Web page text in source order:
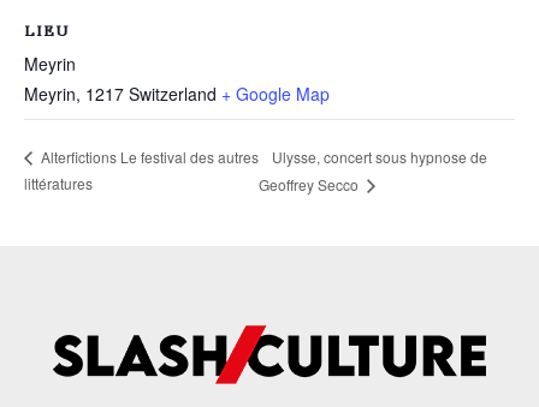
LIEU
Meyrin
Meyrin, 1217 Switzerland + Google Map
Alterfictions Le festival des autres
littératures
Ulysse, concert sous hypnose de
Geoffrey Secco